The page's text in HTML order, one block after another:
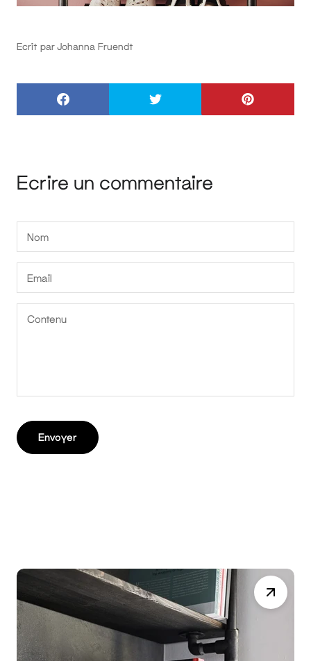
Ecrit par Johanna Fruendt
Ecrire un commentaire
Envoyer